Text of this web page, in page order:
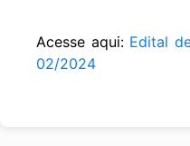
Acesse aqui: Edital
02/2024